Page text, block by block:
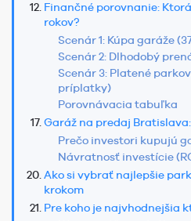
Finančné porovnanie:
rokov?
Scenár 1: Kúpa garáže
Scenár 2: Dlhodobý
Scenár 3: Platené
príplatky)
Porovnávacia tabuľka
Garáž na predaj
Prečo investori kupujú
Návratnosť investície
Ako si vybrať najlepšie
krokom
Pre koho je najvhodnejšia